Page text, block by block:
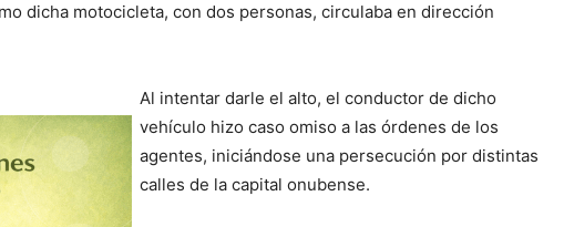
dicha motocicleta, con dos personas, circulaba en dirección
Al intentar darle el alto, el conductor de dicho
vehículo hizo caso omiso a las órdenes de los
agentes, iniciándose una persecución por distintas
calles de la capital onubense.